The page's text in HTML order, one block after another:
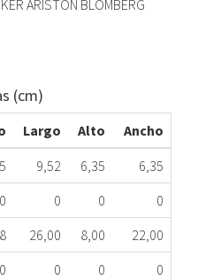
ARISTON BLOMBERG
(cm)
Largo Alto
Ancho
9,52 6,35
6,35
0 0 0
0
26,00 8,00
22,00
0 0 0 0